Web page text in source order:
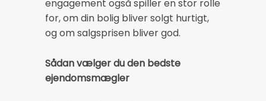
engagement også spiller en stor rolle
for, om din bolig bliver solgt hurtigt,
og om salgsprisen bliver god.
Sådan vælger du den bedste
ejendomsmægler